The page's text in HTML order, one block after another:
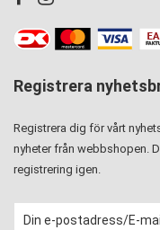
Registrera
Registrera dig för vårt
nyheter från webbshopen.
registrering igen.